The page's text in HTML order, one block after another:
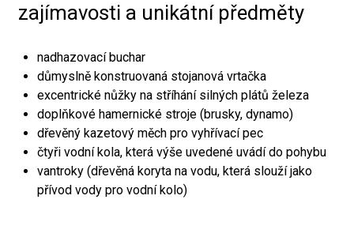
zajímavosti a unikátní předměty
nadhazovací buchar
důmyslně konstruovaná stojanová vrtačka
excentrické nůžky na stříhání silných plátů železa
doplňkové hamernické stroje (brusky, dynamo)
dřevěný kazetový měch pro vyhřívací pec
čtyři vodní kola, která výše uvedené uvádí do pohybu
vantroky (dřevěná koryta na vodu, která slouží jako
přívod vody pro vodní kolo)